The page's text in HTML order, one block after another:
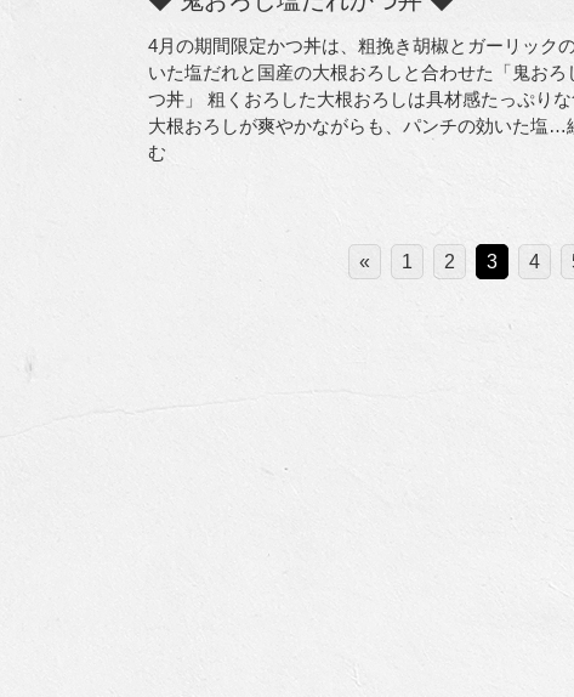
4月の期間限定かつ丼は、粗挽き胡椒とガーリック
いた塩だれと国産の大根おろしと合わせた「鬼おろ
つ丼」
粗くおろした大根おろしは具材感たっぷりな
大根おろしが爽やかながらも、パンチの効いた塩…
む
« 1 2 3 4